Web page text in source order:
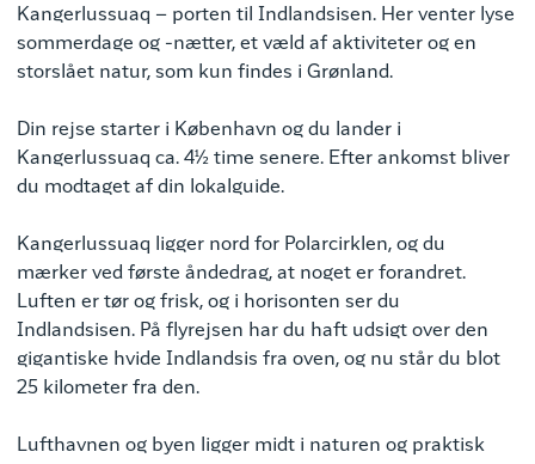
Kangerlussuaq – porten til Indlandsisen. Her venter lyse
sommerdage og -nætter, et væld af aktiviteter og en
storslået natur, som kun findes i Grønland.
Din rejse starter i København og du lander i
Kangerlussuaq ca. 4½ time senere. Efter ankomst bliver
du modtaget af din lokalguide.
Kangerlussuaq ligger nord for Polarcirklen, og du
mærker ved første åndedrag, at noget er forandret.
Luften er tør og frisk, og i horisonten ser du
Indlandsisen. På flyrejsen har du haft udsigt over den
gigantiske hvide Indlandsis fra oven, og nu står du blot
25 kilometer fra den.
Lufthavnen og byen ligger midt i naturen og praktisk